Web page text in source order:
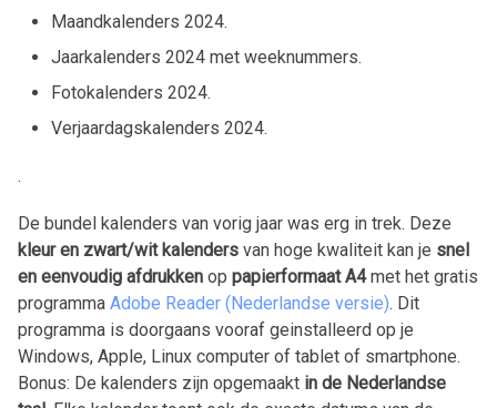
Maandkalenders 2024.
Jaarkalenders 2024 met weeknummers.
Fotokalenders 2024.
Verjaardagskalenders 2024.
.
De bundel kalenders van vorig jaar was erg in trek. Deze
kleur en zwart/wit kalenders van hoge kwaliteit kan je snel
en eenvoudig afdrukken op papierformaat A4met het gratis
programma Adobe Reader (Nederlandse versie). Dit
programma is doorgaans vooraf geinstalleerd op je
Windows, Apple, Linux computer of tablet of smartphone.
Bonus: De kalenders zijn opgemaakt in de Nederlandse